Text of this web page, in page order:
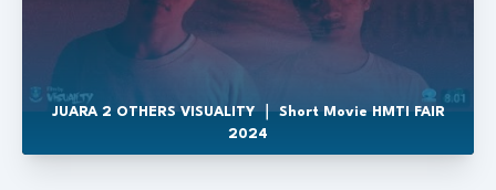
JUARA 2 OTHERS VISUALITY ｜ Short Movie HMTI FAIR
2024